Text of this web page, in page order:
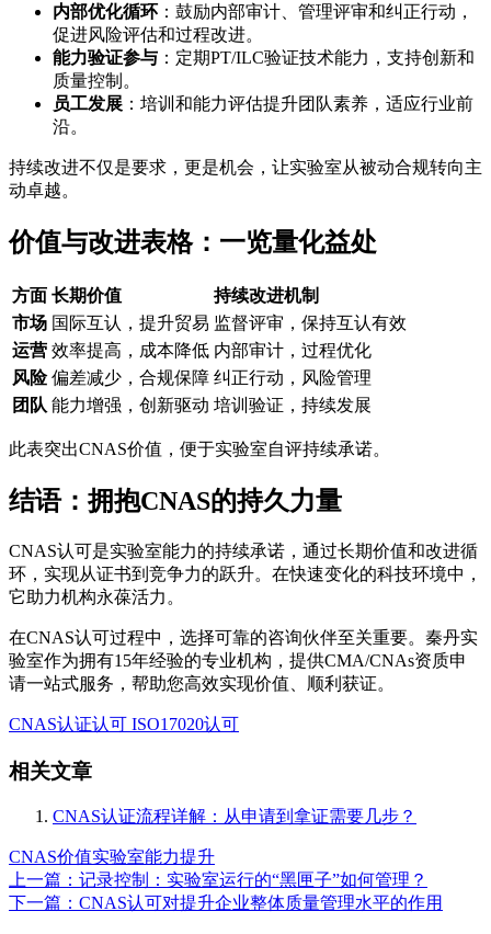
内部优化循环 ：鼓励内部审计、管理评审和纠正行动，
促进风险评估和过程改进。
能力验证参与 ：定期PT/ILC验证技术能力，支持创新和
质量控制。
员工发展 ：培训和能力评估提升团队素养，适应行业前
沿。
持续改进不仅是要求，更是机会，让实验室从被动合规转向主
动卓越。
价值与改进表格：一览量化益处
方面 长期价值
持续改进机制
市场 国际互认，提升贸易 监督评审，保持互认有效
运营 效率提高，成本降低 内部审计，过程优化
风险 偏差减少，合规保障 纠正行动，风险管理
团队 能力增强，创新驱动 培训验证，持续发展
此表突出CNAS价值，便于实验室自评持续承诺。
结语：拥抱CNAS的持久力量
CNAS认可是实验室能力的持续承诺，通过长期价值和改进循
环，实现从证书到竞争力的跃升。在快速变化的科技环境中，
它助力机构永葆活力。
在CNAS认可过程中，选择可靠的咨询伙伴至关重要。秦丹实
验室作为拥有15年经验的专业机构，提供CMA/CNAs资质申
请一站式服务，帮助您高效实现价值、顺利获证。
CNAS认证认可 ISO17020认可
相关文章
CNAS认证流程详解：从申请到拿证需要几步？
CNAS价值实验室能力提升
上一篇：记录控制：实验室运行的“黑匣子”如何管理？
下一篇：CNAS认可对提升企业整体质量管理水平的作用